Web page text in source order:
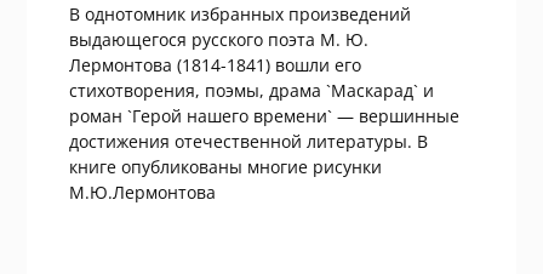
В однотомник избранных произведений
выдающегося русского поэта М. Ю.
Лермонтова (1814-1841) вошли его
стихотворения, поэмы, драма `Маскарад` и
роман `Герой нашего времени` — вершинные
достижения отечественной литературы. В
книге опубликованы многие рисунки
М.Ю.Лермонтова